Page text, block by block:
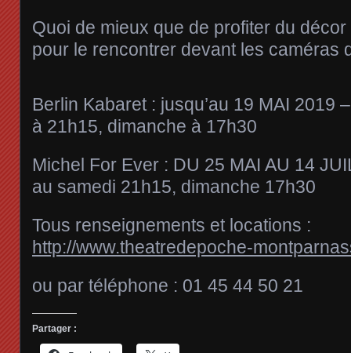
Quoi de mieux que de profiter du
pour le rencontrer devant les caméras
Berlin Kabaret : jusqu’au 19 MAI 2019
à 21h15, dimanche à 17h30
Michel For Ever : DU 25 MAI AU 14
au samedi 21h15, dimanche 17h30
Tous renseignements et locations :
http://www.theatredepoche-
ou par téléphone : 01 45 44 50 21
Partager :